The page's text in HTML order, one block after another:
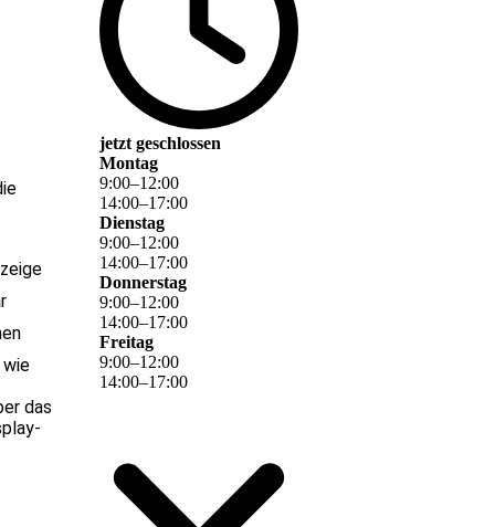
das
jetzt geschlossen
Montag
9:00–12:00
14:00–17:00
Dienstag
9:00–12:00
14:00–17:00
Donnerstag
9:00–12:00
14:00–17:00
Freitag
9:00–12:00
14:00–17:00